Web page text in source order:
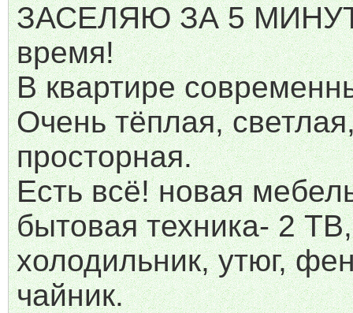
ЗАСЕЛЯЮ ЗА 5
время!
В квартире
Очень тёплая,
просторная.
Есть всё! новая
бытовая техника- 2
холодильник, утюг,
чайник.